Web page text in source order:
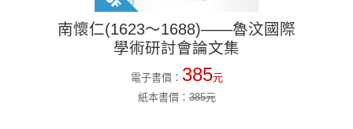
南懷仁(1623～1688)——魯汶國際
學術研討會論文集
電子書價： 385元
紙本書價：385元